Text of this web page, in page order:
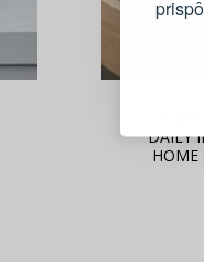
DAILY
HOME
Živý